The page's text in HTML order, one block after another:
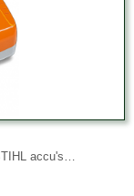
accu's…